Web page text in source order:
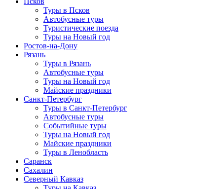
Туры в Псков
Автобусные туры
Туристические поезда
Туры на Новый год
Ростов-на-Дону
Рязань
Туры в Рязань
Автобусные туры
Туры на Новый год
Майские праздники
Санкт-Петербург
Туры в Санкт-Петербург
Автобусные туры
Событийные туры
Туры на Новый год
Майские праздники
Туры в Ленобласть
Саранск
Сахалин
Северный Кавказ